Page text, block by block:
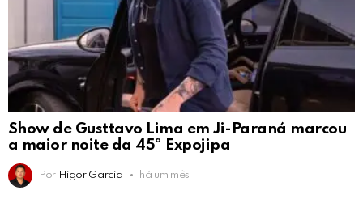
Show de Gusttavo Lima em Ji-Paraná marcou
a maior noite da 45ª Expojipa
Por Higor Garcia há um mês